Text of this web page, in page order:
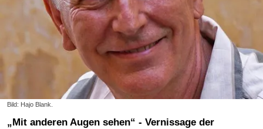
Bild: Hajo Blank.
„Mit anderen Augen sehen“ - Vernissage der